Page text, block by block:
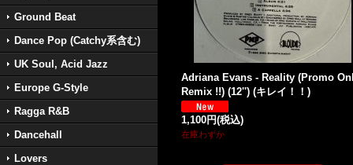
Ground Beat
Dance Pop (Catchy系含む)
UK Soul, Acid Jazz
Europe G-Style
Ragga R&B
Dancehall
Lovers
Adriana Evans - Reality (Promo
Remix !!) (12'') (キレイ！！)
1,100円(税込)
在庫わずか